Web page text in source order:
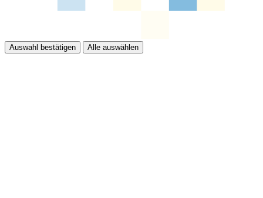
Auswahl bestätigen Alle auswählen